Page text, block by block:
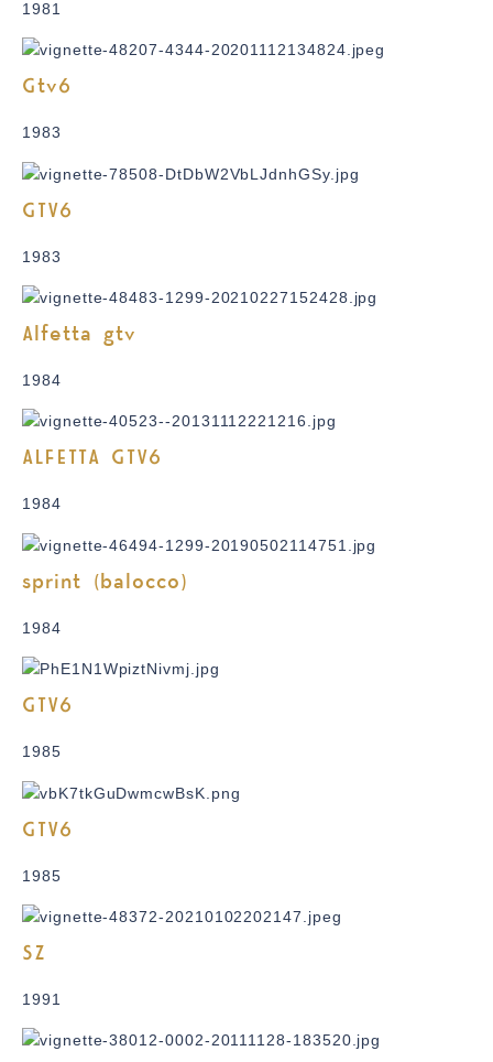
1981
Gtv6
1983
GTV6
1983
Alfetta gtv
1984
ALFETTA GTV6
1984
sprint (balocco)
1984
GTV6
1985
GTV6
1985
SZ
1991